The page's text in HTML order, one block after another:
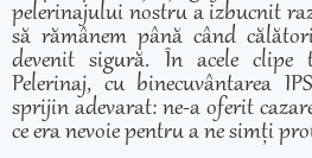
pelerinajului nostru a izbucnit
să rămânem până când
devenit sigură. În acele clipe
Pelerinaj, cu binecuvântarea
sprijin adevarat: ne-a oferit
ce era nevoie pentru a ne simți